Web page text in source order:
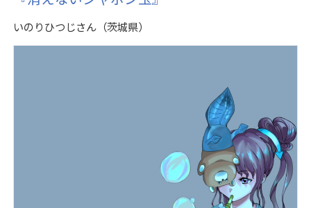
いのりひつじさん（茨城県）